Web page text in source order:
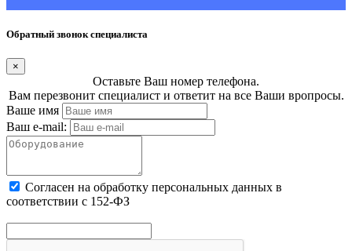
Обратный звонок специалиста
×
Оставьте Ваш номер телефона.
Вам перезвонит специалист и ответит на все Ваши вропросы.
Ваше имя
Ваш e-mail:
Cогласен на обработку персональных данных в
соответствии с 152-ФЗ